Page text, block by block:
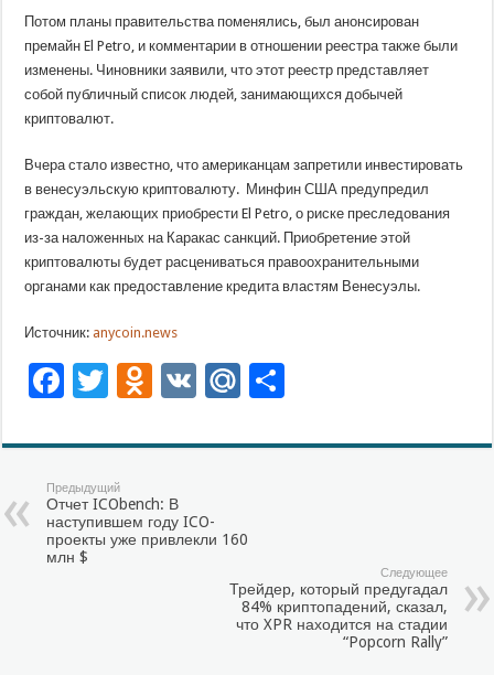
Потом планы правительства поменялись, был анонсирован
премайн El Petro, и комментарии в отношении реестра также были
изменены. Чиновники заявили, что этот реестр представляет
собой публичный список людей, занимающихся добычей
криптовалют.
Вчера стало известно, что американцам запретили инвестировать
в венесуэльскую криптовалюту. Минфин США предупредил
граждан, желающих приобрести El Petro, о риске преследования
из-за наложенных на Каракас санкций. Приобретение этой
криптовалюты будет расцениваться правоохранительными
органами как предоставление кредита властям Венесуэлы.
Источник: anycoin.news
Facebook
Twitter
Odnoklassniki
VK Mail.Ru
Предыдущий
Отчет ICObench: В
наступившем году ICO-
проекты уже привлекли 160
млн $
Следующее
Трейдер, который предугадал
84% криптопадений, сказал,
что XPR находится на стадии
“Popcorn Rally”